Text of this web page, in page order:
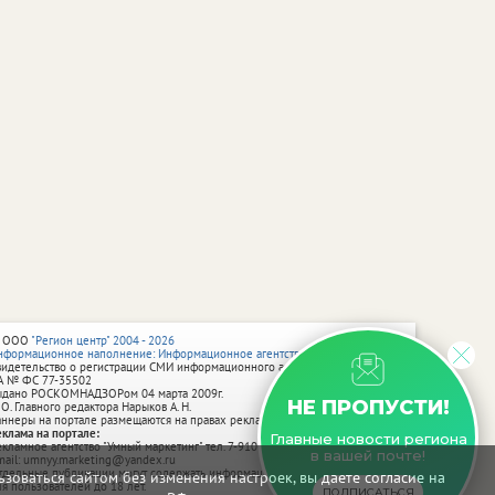
сайтом без изменения настроек, вы даете согласие на
НЕ ПРОПУСТИ!
Главные новости региона
в вашей почте!
"Регион центр" 2004 - 2026
наполнение: Информационное агентство vRossii.ru
о регистрации СМИ информационного агентства vRossii.ru
№ ФС 77‑35502
РОСКОМНАДЗОРом 04 марта 2009г.
Главного редактора Нарыков А. Н.
на портале размещаются на правах рекламы.
на портале:
агентство "Умный маркетинг" тел. 7-910-267-70-40,
umnyy.marketing@yandex.ru
публикации могут содержать информацию, не предназначенную
пользователей до 18 лет.